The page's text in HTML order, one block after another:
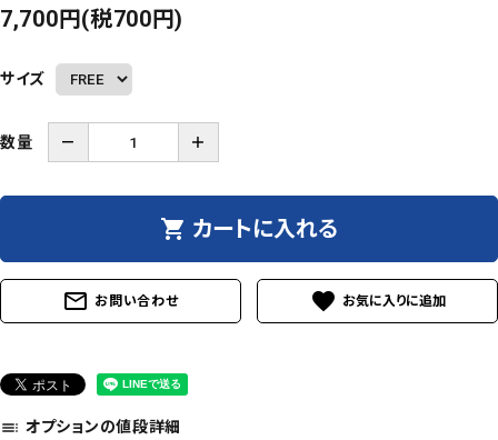
7,700円(税700円)
サイズ
数量 － ＋
shopping_cart カートに入れる
mail_outline お問い合わせ favorite
toc オプションの値段詳細